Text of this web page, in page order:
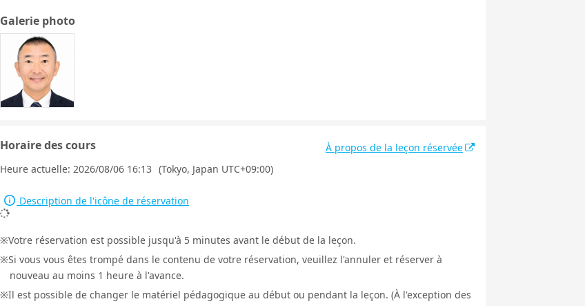
Galerie photo
Horaire des cours
À propos de la leçon réservée
Heure actuelle: 2026/08/06 16:13 (Tokyo, Japan UTC+09:00)
Description de l'icône de réservation
Votre réservation est possible jusqu'à 5 minutes avant le début de la leçon.
Si vous vous êtes trompé dans le contenu de votre réservation, veuillez l'annuler et réserver à
nouveau au moins 1 heure à l'avance.
Il est possible de changer le matériel pédagogique au début ou pendant la leçon. (À l'exception des